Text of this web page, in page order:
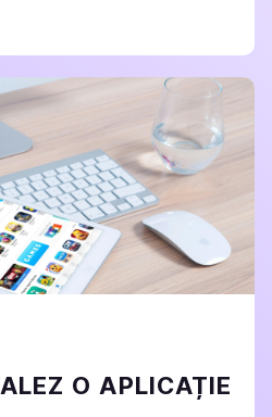
O APLICAȚIE